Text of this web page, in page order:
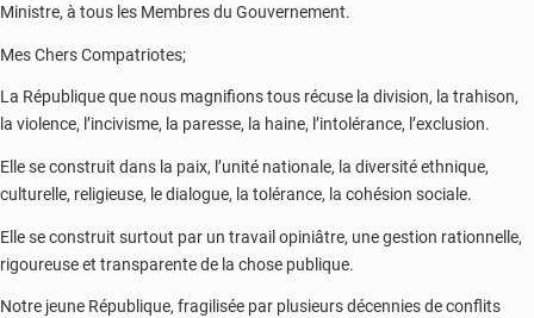
Ministre, à tous les Membres du Gouvernement.
Mes Chers Compatriotes;
La République que nous magnifions tous récuse la division, la trahison,
la violence, l’incivisme, la paresse, la haine, l’intolérance, l’exclusion.
Elle se construit dans la paix, l’unité nationale, la diversité ethnique,
culturelle, religieuse, le dialogue, la tolérance, la cohésion sociale.
Elle se construit surtout par un travail opiniâtre, une gestion rationnelle,
rigoureuse et transparente de la chose publique.
Notre jeune République, fragilisée par plusieurs décennies de conflits